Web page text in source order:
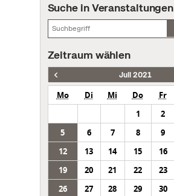
Suche in Veranstaltungen
Zeitraum wählen
Juli 2021
Mo Di Mi Do Fr
1
2
5
6 7 8 9
12
13 14 15 16
19
20 21 22 23
26
27 28 29 30